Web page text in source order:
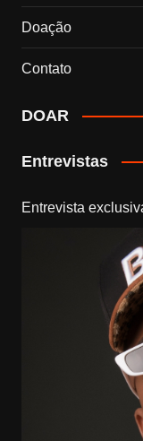
Doação
Contato
DOAR
Entrevistas
Entrevista